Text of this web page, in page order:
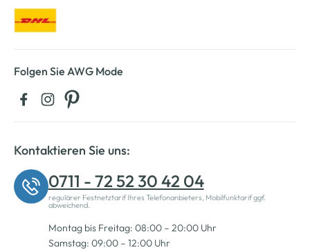
Folgen Sie AWG Mode
Kontaktieren Sie uns:
0711 - 72 52 30 42 04
regulärer Festnetztarif Ihres Telefonanbieters, Mobilfunktarif ggf.
abweichend.
Montag bis Freitag: 08:00 – 20:00 Uhr
Samstag: 09:00 – 12:00 Uhr